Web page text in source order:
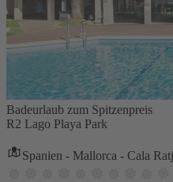
Badeurlaub zum Spitzenpreis
R2 Lago Playa Park
Spanien - Mallorca - Cala